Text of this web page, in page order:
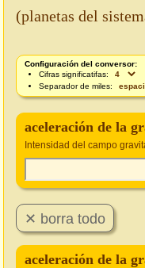
(planetas del
Configuración del conversor:
Cifras significatifas:
Separador de miles:
aceleración de la
Intensidad del campo
aceleración de la